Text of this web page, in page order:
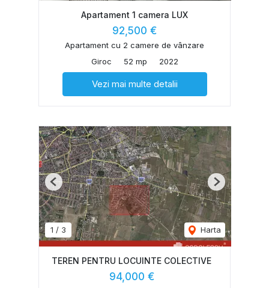
Apartament 1 camera LUX
92,500 €
Apartament cu 2 camere de vânzare
Giroc
52 mp 2022
Vezi mai multe detalii
1 / 3 Harta
Previous Next
TEREN PENTRU LOCUINTE COLECTIVE
94,000 €